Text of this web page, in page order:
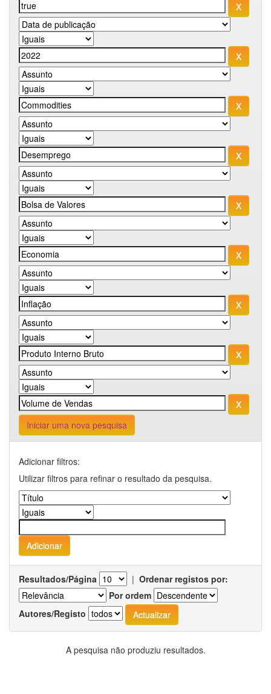
Iniciar uma nova pesquisa
Adicionar filtros:
Utilizar filtros para refinar o resultado da pesquisa.
Resultados/Página | Ordenar registos por:
Por ordem
Autores/Registo
A pesquisa não produziu resultados.